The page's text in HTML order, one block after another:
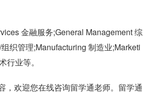
金融服务;General Management 综
织管理;Manufacturing 制造业;Marketi
业等。
，欢迎您在线咨询留学通老师。留学通